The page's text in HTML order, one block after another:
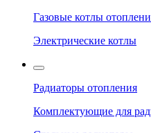
Газовые котлы
Электрические котлы
Радиаторы отопления
Комплектующие для